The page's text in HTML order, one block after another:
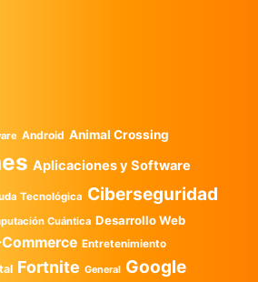
Android Animal Crossing
Aplicaciones y Software
Tecnológica Ciberseguridad
Cuántica Desarrollo Web
Entretenimiento
Fortnite General Google